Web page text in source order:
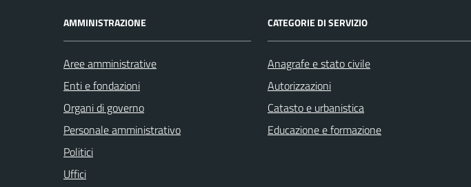
AMMINISTRAZIONE
Aree amministrative
Enti e fondazioni
Organi di governo
Personale amministrativo
Politici
Uffici
CATEGORIE DI SERVIZIO
Anagrafe e stato civile
Autorizzazioni
Catasto e urbanistica
Educazione e formazione